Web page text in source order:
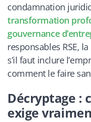
condamnation
transformation
gouvernance
responsables RSE,
s’il faut inclure
comment le faire
Décryptage :
exige